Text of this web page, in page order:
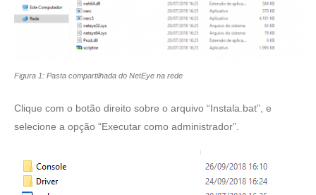
Figura 1: Pasta compartilhada do NetEye na rede
Clique com o botão direito sobre o arquivo “Instala.bat”, e
selecione a opção “Executar como administrador”.